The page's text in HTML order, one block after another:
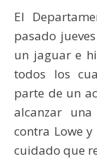
El
pasado
un jaguar e
todos los
parte de un
alcanzar
contra Lowe
cuidado que